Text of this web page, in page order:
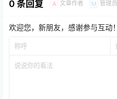
0 条回复 A 文章作者 M 管理员
欢迎您，新朋友，感谢参与互动！